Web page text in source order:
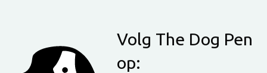
Volg The Dog Pen
op: